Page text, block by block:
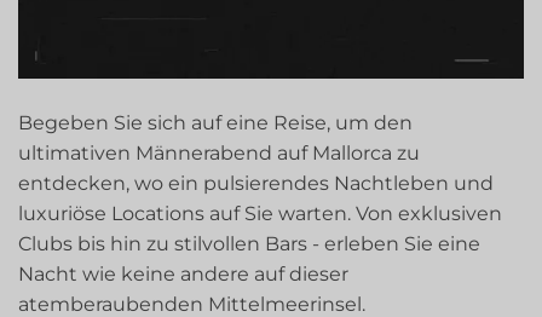
Begeben Sie sich auf eine Reise, um den
ultimativen Männerabend auf Mallorca zu
entdecken, wo ein pulsierendes Nachtleben und
luxuriöse Locations auf Sie warten. Von exklusiven
Clubs bis hin zu stilvollen Bars - erleben Sie eine
Nacht wie keine andere auf dieser
atemberaubenden Mittelmeerinsel.